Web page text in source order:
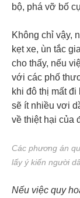
bộ, phá vỡ bố
Không chỉ vậy,
kẹt xe, ùn tắc
cho thấy, nếu
với các phố
khi đô thị mất
sẽ ít nhiều vơi
về thiệt hại của
Các phương án
lấy ý kiến người
Nếu việc quy